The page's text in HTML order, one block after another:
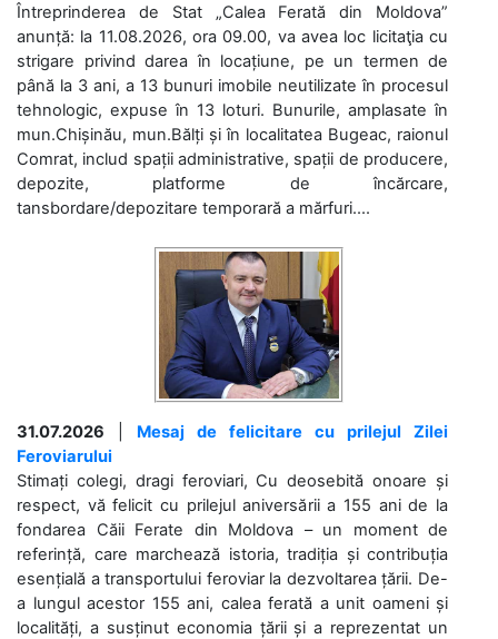
Întreprinderea de Stat „Calea Ferată din Moldova”
anunță: la 11.08.2026, ora 09.00, va avea loc licitaţia cu
strigare privind darea în locațiune, pe un termen de
până la 3 ani, a 13 bunuri imobile neutilizate în procesul
tehnologic, expuse în 13 loturi. Bunurile, amplasate în
mun.Chișinău, mun.Bălți și în localitatea Bugeac, raionul
Comrat, includ spații administrative, spații de producere,
depozite, platforme de încărcare,
tansbordare/depozitare temporară a mărfuri....
31.07.2026
Mesaj de felicitare cu prilejul Zilei
Feroviarului
Stimați colegi, dragi feroviari, Cu deosebită onoare și
respect, vă felicit cu prilejul aniversării a 155 ani de la
fondarea Căii Ferate din Moldova – un moment de
referință, care marchează istoria, tradiția și contribuția
esențială a transportului feroviar la dezvoltarea țării. De-
a lungul acestor 155 ani, calea ferată a unit oameni și
localități, a susținut economia țării și a reprezentat un